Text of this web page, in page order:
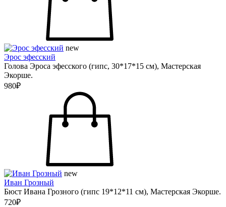
new
Эрос эфесский
Голова Эроса эфесского (гипс, 30*17*15 см), Мастерская
Экорше.
980₽
new
Иван Грозный
Бюст Ивана Грозного (гипс 19*12*11 см), Мастерская Экорше.
720₽